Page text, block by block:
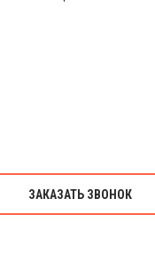
ЗАКАЗАТЬ ЗВОНОК